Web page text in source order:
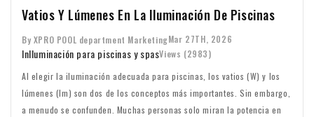
Vatios Y Lúmenes En La Iluminación De Piscinas
By XPRO POOL department MarketingMar 27TH, 2026
InIluminación para piscinas y spasViews (2983)
Al elegir la iluminación adecuada para piscinas, los vatios (W) y los
lúmenes (lm) son dos de los conceptos más importantes. Sin embargo,
a menudo se confunden. Muchas personas solo miran la potencia en